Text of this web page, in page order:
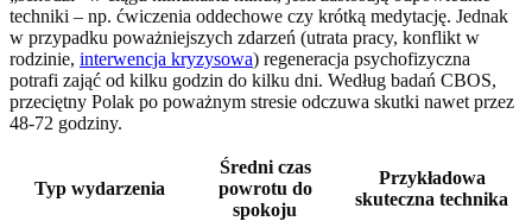
techniki – np. ćwiczenia oddechowe czy krótką medytację. Jednak
w przypadku poważniejszych zdarzeń (utrata pracy, konflikt w
rodzinie, interwencja kryzysowa) regeneracja psychofizyczna
potrafi zająć od kilku godzin do kilku dni. Według badań CBOS,
przeciętny Polak po poważnym stresie odczuwa skutki nawet przez
48-72 godziny.
Typ wydarzenia
Średni czas
powrotu do
spokoju
Przykładowa
skuteczna technika